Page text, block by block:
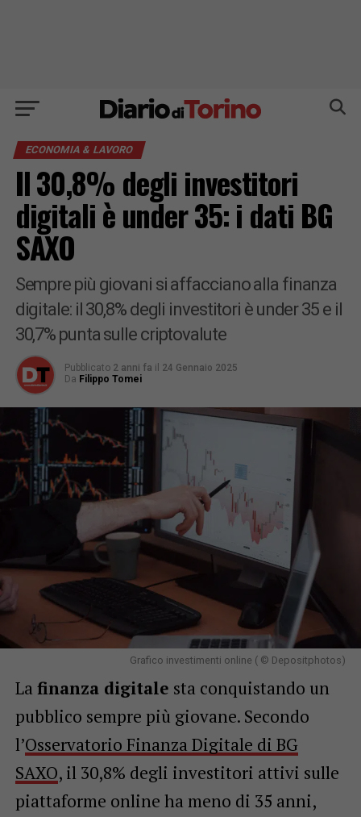
ECONOMIA & LAVORO
Il 30,8% degli investitori
digitali è under 35: i dati BG
SAXO
Sempre più giovani si affacciano alla finanza
digitale: il 30,8% degli investitori è under 35 e il
30,7% punta sulle criptovalute
Pubblicato 2 anni fa il 24 Gennaio 2025
Da Filippo Tomei
Grafico investimenti online ( © Depositphotos)
La finanza digitale sta conquistando un
pubblico sempre più giovane. Secondo
l’Osservatorio Finanza Digitale di BG
SAXO, il 30,8% degli investitori attivi sulle
piattaforme online ha meno di 35 anni,